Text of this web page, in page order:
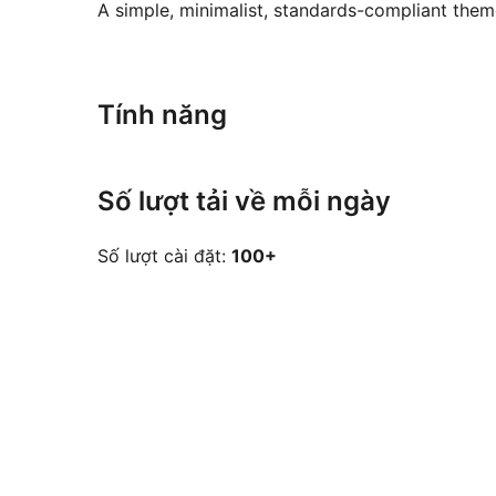
A simple, minimalist, standards-compliant
Tính năng
Số lượt tải về mỗi ngày
Số lượt cài đặt: 100+